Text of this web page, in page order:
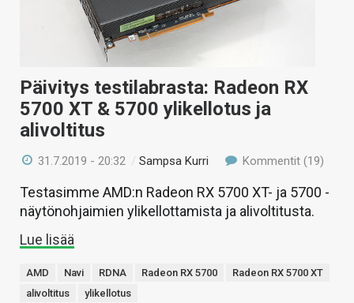
Päivitys testilabrasta: Radeon RX
5700 XT & 5700 ylikellotus ja
alivoltitus
31.7.2019 - 20:32 /Sampsa Kurri Kommentit (19)
Testasimme AMD:n Radeon RX 5700 XT- ja 5700 -
näytönohjaimien ylikellottamista ja alivoltitusta.
Lue lisää
AMD Navi RDNA Radeon RX 5700
Radeon RX 5700 XT
alivoltitus
ylikellotus